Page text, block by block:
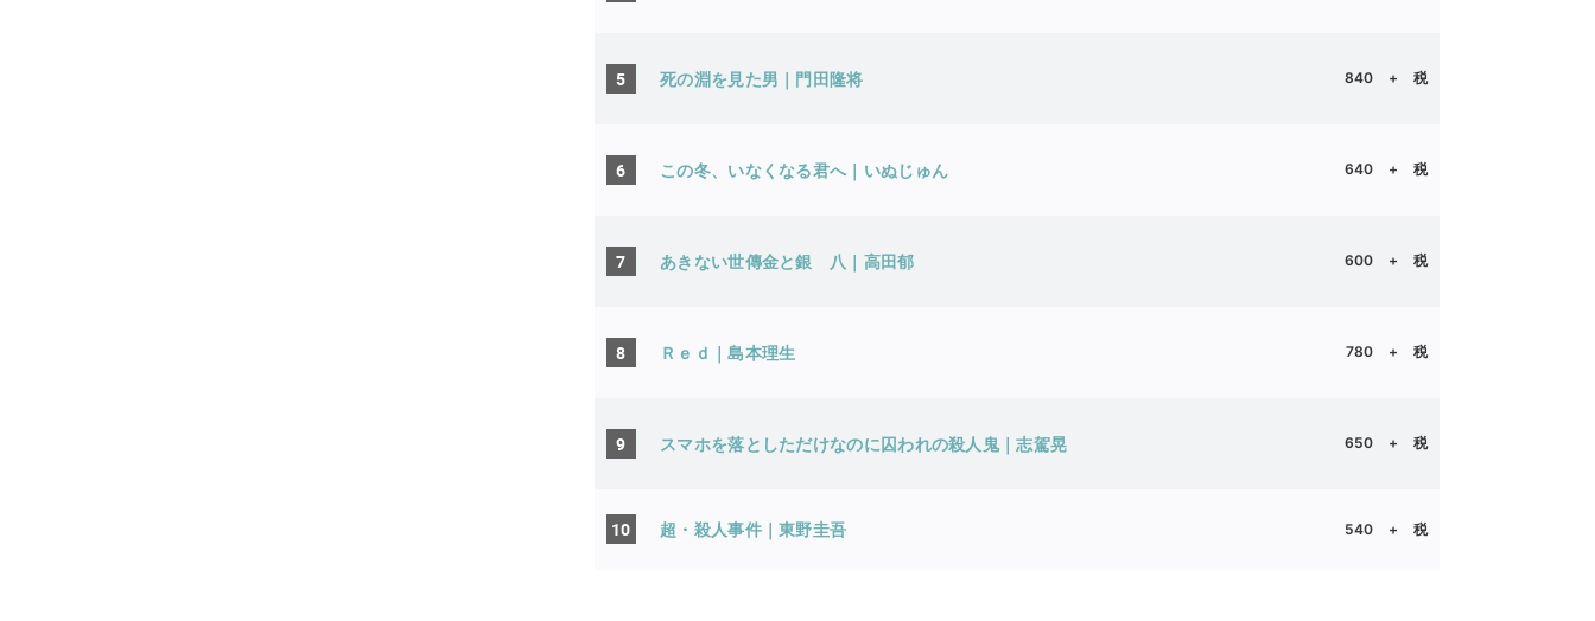
5 死の淵を見た男｜門田隆将 840 + 税
6 この冬、いなくなる君へ｜いぬじゅん 640 + 税
7 あきない世傳金と銀 八｜高田郁 600 + 税
8 Ｒｅｄ｜島本理生 780 + 税
9 スマホを落としただけなのに囚われの殺人鬼｜志駕晃 650 + 税
10 超・殺人事件｜東野圭吾 540 + 税